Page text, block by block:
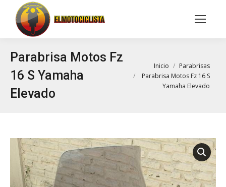
Buscar:
Parabrisa Motos Fz
16 S Yamaha
Elevado
Estás aquí:Inicio
Parabrisas
Parabrisa Motos Fz 16 S
Yamaha Elevado